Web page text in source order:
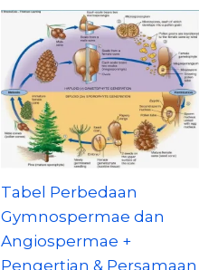
Tabel Perbedaan
Gymnospermae dan
Angiospermae +
Pengertian & Persamaan